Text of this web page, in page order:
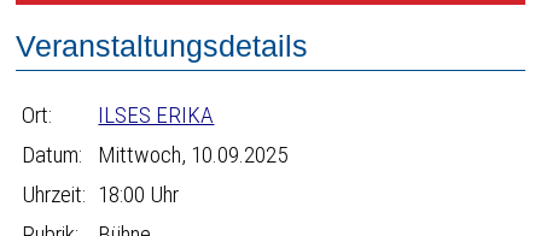
Veranstaltungsdetails
Ort:
ILSES ERIKA
Datum:
Mittwoch, 10.09.2025
Uhrzeit: 18:00 Uhr